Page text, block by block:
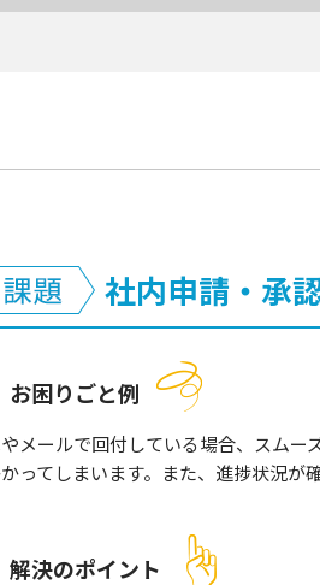
社内申請・承
お困りごと例
メールで回付している場合、スムー
ってしまいます。また、進捗状況が
解決のポイント